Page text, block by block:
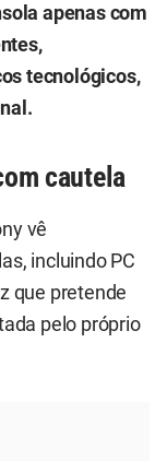
apenas com
tecnológicos,
cautela
vê
incluindo PC
que pretende
pelo próprio